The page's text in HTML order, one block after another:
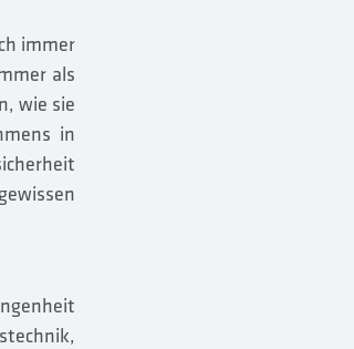
immer
als
wie sie
in